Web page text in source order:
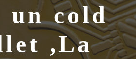
un cold
,La